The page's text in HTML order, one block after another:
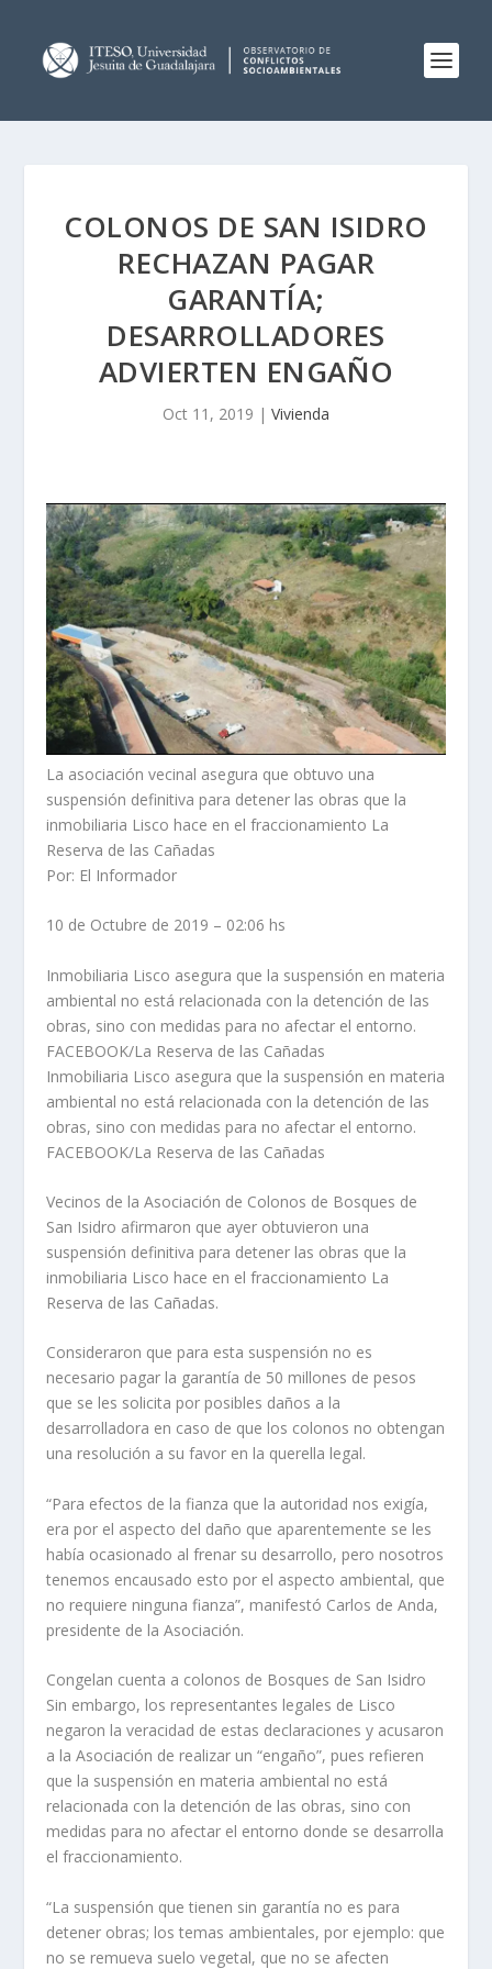
COLONOS DE SAN ISIDRO
RECHAZAN PAGAR
GARANTÍA;
DESARROLLADORES
ADVIERTEN ENGAÑO
Oct 11, 2019 | Vivienda
La asociación vecinal asegura que obtuvo una
suspensión definitiva para detener las obras que la
inmobiliaria Lisco hace en el fraccionamiento La
Reserva de las Cañadas
Por: El Informador
10 de Octubre de 2019 – 02:06 hs
Inmobiliaria Lisco asegura que la suspensión en materia
ambiental no está relacionada con la detención de las
obras, sino con medidas para no afectar el entorno.
FACEBOOK/La Reserva de las Cañadas
Inmobiliaria Lisco asegura que la suspensión en materia
ambiental no está relacionada con la detención de las
obras, sino con medidas para no afectar el entorno.
FACEBOOK/La Reserva de las Cañadas
Vecinos de la Asociación de Colonos de Bosques de
San Isidro afirmaron que ayer obtuvieron una
suspensión definitiva para detener las obras que la
inmobiliaria Lisco hace en el fraccionamiento La
Reserva de las Cañadas.
Consideraron que para esta suspensión no es
necesario pagar la garantía de 50 millones de pesos
que se les solicita por posibles daños a la
desarrolladora en caso de que los colonos no obtengan
una resolución a su favor en la querella legal.
“Para efectos de la fianza que la autoridad nos exigía,
era por el aspecto del daño que aparentemente se les
había ocasionado al frenar su desarrollo, pero nosotros
tenemos encausado esto por el aspecto ambiental, que
no requiere ninguna fianza”, manifestó Carlos de Anda,
presidente de la Asociación.
Congelan cuenta a colonos de Bosques de San Isidro
Sin embargo, los representantes legales de Lisco
negaron la veracidad de estas declaraciones y acusaron
a la Asociación de realizar un “engaño”, pues refieren
que la suspensión en materia ambiental no está
relacionada con la detención de las obras, sino con
medidas para no afectar el entorno donde se desarrolla
el fraccionamiento.
“La suspensión que tienen sin garantía no es para
detener obras; los temas ambientales, por ejemplo: que
no se remueva suelo vegetal, que no se afecten